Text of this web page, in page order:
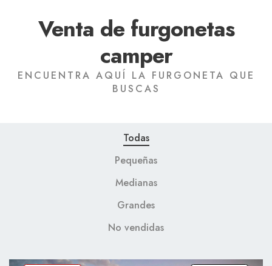
Venta de furgonetas
camper
ENCUENTRA AQUÍ LA FURGONETA QUE
BUSCAS
Todas
Pequeñas
Medianas
Grandes
No vendidas